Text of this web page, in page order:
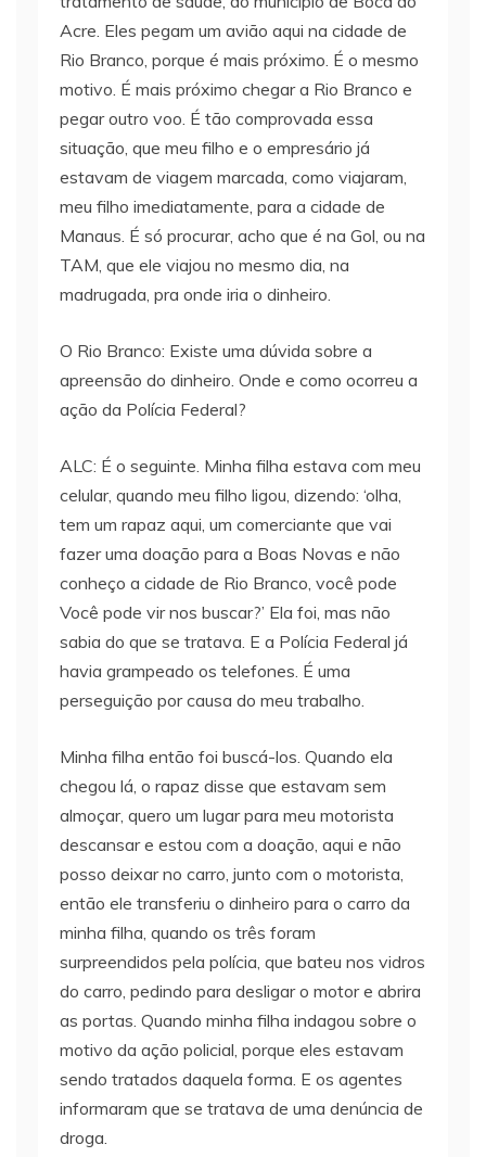
Acre. Eles pegam um avião aqui na cidade de
Rio Branco, porque é mais próximo. É o mesmo
motivo. É mais próximo chegar a Rio Branco e
pegar outro voo. É tão comprovada essa
situação, que meu filho e o empresário já
estavam de viagem marcada, como viajaram,
meu filho imediatamente, para a cidade de
Manaus. É só procurar, acho que é na Gol, ou na
TAM, que ele viajou no mesmo dia, na
madrugada, pra onde iria o dinheiro.
O Rio Branco: Existe uma dúvida sobre a
apreensão do dinheiro. Onde e como ocorreu a
ação da Polícia Federal?
ALC: É o seguinte. Minha filha estava com meu
celular, quando meu filho ligou, dizendo: ‘olha,
tem um rapaz aqui, um comerciante que vai
fazer uma doação para a Boas Novas e não
conheço a cidade de Rio Branco, você pode
Você pode vir nos buscar?’ Ela foi, mas não
sabia do que se tratava. E a Polícia Federal já
havia grampeado os telefones. É uma
perseguição por causa do meu trabalho.
Minha filha então foi buscá-los. Quando ela
chegou lá, o rapaz disse que estavam sem
almoçar, quero um lugar para meu motorista
descansar e estou com a doação, aqui e não
posso deixar no carro, junto com o motorista,
então ele transferiu o dinheiro para o carro da
minha filha, quando os três foram
surpreendidos pela polícia, que bateu nos vidros
do carro, pedindo para desligar o motor e abrira
as portas. Quando minha filha indagou sobre o
motivo da ação policial, porque eles estavam
sendo tratados daquela forma. E os agentes
informaram que se tratava de uma denúncia de
droga.